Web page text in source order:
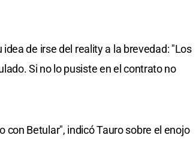
de irse del reality a la brevedad: "Los
Si no lo pusiste en el contrato no
Betular", indicó Tauro sobre el enojo